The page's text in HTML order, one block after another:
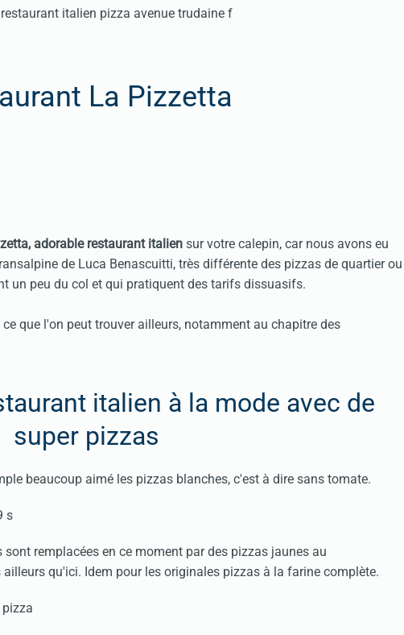
La Pizzetta
adorable restaurant italien sur votre calepin, car nous avons eu
de Luca Benascuitti, très différente des pizzas de quartier ou
un peu du col et qui pratiquent des tarifs dissuasifs.
que l'on peut trouver ailleurs, notamment au chapitre des
italien à la mode avec de
super pizzas
beaucoup aimé les pizzas blanches, c'est à dire sans tomate.
remplacées en ce moment par des pizzas jaunes au
qu'ici. Idem pour les originales pizzas à la farine complète.